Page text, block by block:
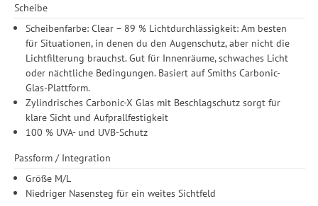
Produktempfehlungen und nutzungsbasierter Werbung.
Informationen zu den einzelnen Funktionen, den Drittanbietern
und der Speicherdauer finden Sie unter Einstellungen. Diese
Einwilligung ist freiwillig, für die Nutzung unserer Website nicht
erforderlich und gilt, bis sie widerrufen wird. Sie können Ihre
Einwilligung unter Einstellungen lediglich für bestimmte
Drittanbieter erteilen und jederzeit für die Zukunft widerrufen.
Scheibe
Scheibenfarbe: Clear – 89 % Lichtdurchlässigkeit: Am besten
für Situationen, in denen du den Augenschutz, aber nicht die
Lichtfilterung brauchst. Gut für Innenräume, schwaches Licht
oder nächtliche Bedingungen. Basiert auf Smiths Carbonic-
Glas-Plattform.
Zylindrisches Carbonic-X Glas mit Beschlagschutz sorgt für
klare Sicht und Aufprallfestigkeit
100 % UVA- und UVB-Schutz
Passform / Integration
Größe M/L
Niedriger Nasensteg für ein weites Sichtfeld